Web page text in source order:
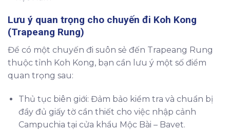
Lưu ý quan trọng cho chuyến đi Koh Kong
(Trapeang Rung)
Để có một chuyến đi suôn sẻ đến Trapeang Rung
thuộc tỉnh Koh Kong, bạn cần lưu ý một số điểm
quan trọng sau:
Thủ tục biên giới: Đảm bảo kiểm tra và chuẩn bị
đầy đủ giấy tờ cần thiết cho việc nhập cảnh
Campuchia tại cửa khẩu Mộc Bài – Bavet.